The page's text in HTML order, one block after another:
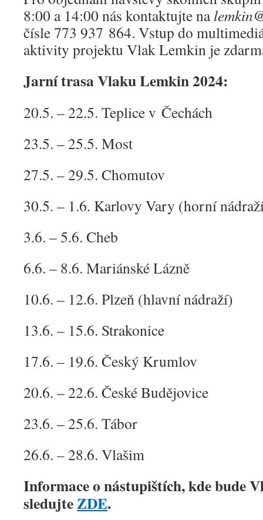
8:00 a 14:00 nás kontaktujte na
čísle 773 937 864. Vstup do
aktivity projektu Vlak Lemkin je
Jarní trasa Vlaku Lemkin 2024:
20.5. – 22.5. Teplice v Čechách
23.5. – 25.5. Most
27.5. – 29.5. Chomutov
30.5. – 1.6. Karlovy Vary (horní
3.6. – 5.6. Cheb
6.6. – 8.6. Mariánské Lázně
10.6. – 12.6. Plzeň (hlavní nádraží)
13.6. – 15.6. Strakonice
17.6. – 19.6. Český Krumlov
20.6. – 22.6. České Budějovice
23.6. – 25.6. Tábor
26.6. – 28.6. Vlašim
Informace o nástupištích, kde bude
sledujteZDE.